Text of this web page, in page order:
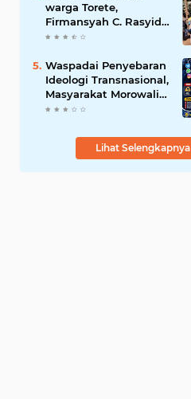
warga Torete,
Firmansyah C. Rasyid,
S.H., menyampaikan
atas kesalahpahaman
yang berkembang di
ruang publik
Waspadai Penyebaran
Ideologi Transnasional,
Masyarakat Morowali
Diajak Perkuat
Wawasan Kebangsaan
Lihat Selengkapnya